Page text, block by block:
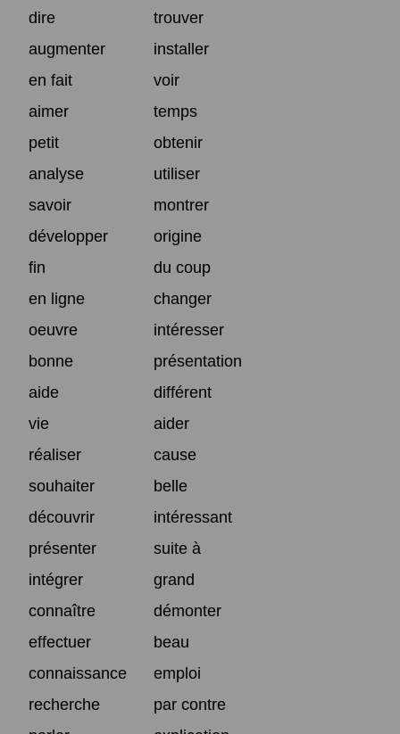
dire
trouver
augmenter
installer
en fait
voir
aimer
temps
petit
obtenir
analyse
utiliser
savoir
montrer
développer
origine
fin
du coup
en ligne
changer
oeuvre
intéresser
bonne
présentation
aide
différent
vie
aider
réaliser
cause
souhaiter
belle
découvrir
intéressant
présenter
suite à
intégrer
grand
connaître
démonter
effectuer
beau
connaissance
emploi
recherche
par contre